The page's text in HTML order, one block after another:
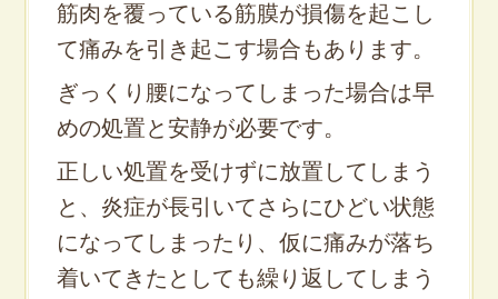
筋肉を覆っている筋膜が損傷を起こし
て痛みを引き起こす場合もあります。
ぎっくり腰になってしまった場合は早
めの処置と安静が必要です。
正しい処置を受けずに放置してしまう
と、炎症が長引いてさらにひどい状態
になってしまったり、仮に痛みが落ち
着いてきたとしても繰り返してしまう